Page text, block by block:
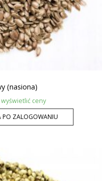
(nasiona)
ceny
PO ZALOGOWANIU